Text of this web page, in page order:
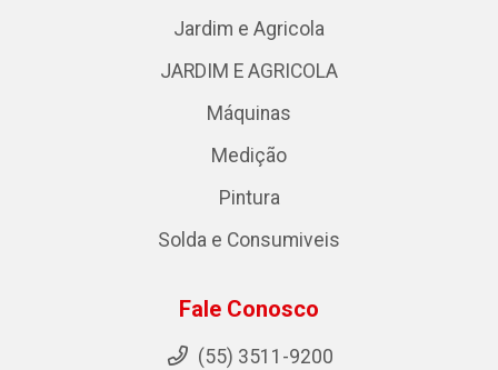
Jardim e Agricola
JARDIM E AGRICOLA
Máquinas
Medição
Pintura
Solda e Consumiveis
Fale Conosco
(55) 3511-9200